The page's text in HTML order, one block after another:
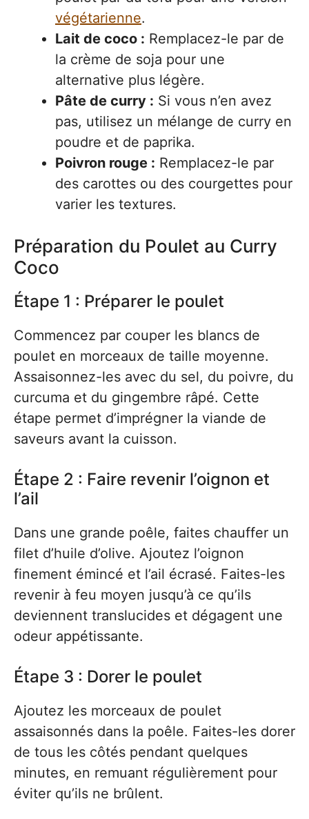
végétarienne.
Lait de coco : Remplacez-le par de
la crème de soja pour une
alternative plus légère.
Pâte de curry : Si vous n’en avez
pas, utilisez un mélange de curry en
poudre et de paprika.
Poivron rouge : Remplacez-le par
des carottes ou des courgettes pour
varier les textures.
Préparation du Poulet au Curry
Coco
Étape 1 : Préparer le poulet
Commencez par couper les blancs de
poulet en morceaux de taille moyenne.
Assaisonnez-les avec du sel, du poivre, du
curcuma et du gingembre râpé. Cette
étape permet d’imprégner la viande de
saveurs avant la cuisson.
Étape 2 : Faire revenir l’oignon et
l’ail
Dans une grande poêle, faites chauffer un
filet d’huile d’olive. Ajoutez l’oignon
finement émincé et l’ail écrasé. Faites-les
revenir à feu moyen jusqu’à ce qu’ils
deviennent translucides et dégagent une
odeur appétissante.
Étape 3 : Dorer le poulet
Ajoutez les morceaux de poulet
assaisonnés dans la poêle. Faites-les dorer
de tous les côtés pendant quelques
minutes, en remuant régulièrement pour
éviter qu’ils ne brûlent.